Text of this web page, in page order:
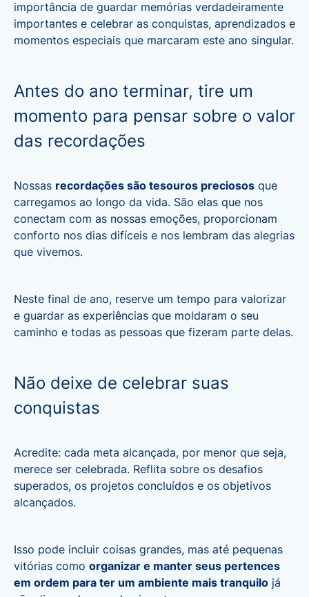
importância de guardar memórias verdadeiramente
importantes e celebrar as conquistas, aprendizados e
momentos especiais que marcaram este ano singular.
Antes do ano terminar, tire um
momento para pensar sobre o valor
das recordações
Nossas recordações são tesouros preciosos que
carregamos ao longo da vida. São elas que nos
conectam com as nossas emoções, proporcionam
conforto nos dias difíceis e nos lembram das alegrias
que vivemos.
Neste final de ano, reserve um tempo para valorizar
e guardar as experiências que moldaram o seu
caminho e todas as pessoas que fizeram parte delas.
Não deixe de celebrar suas
conquistas
Acredite: cada meta alcançada, por menor que seja,
merece ser celebrada. Reflita sobre os desafios
superados, os projetos concluídos e os objetivos
alcançados.
Isso pode incluir coisas grandes, mas até pequenas
vitórias como organizar e manter seus pertences
em ordem para ter um ambiente mais tranquilo já